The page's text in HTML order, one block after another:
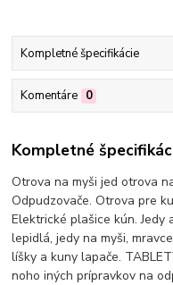
Kompletné špecifikácie
Komentáre 0
Kompletné
Otrova na myši jed otrova
Odpudzovače. Otrova pre
Elektrické plašice kún. Jedy
lepidlá, jedy na myši,
líšky a kuny lapače.
noho iných prípravkov na